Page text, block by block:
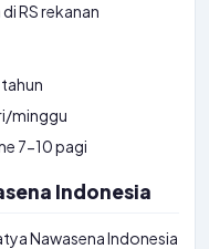
RS rekanan
minggu
7-10 pagi
Indonesia
Nawasena Indonesia